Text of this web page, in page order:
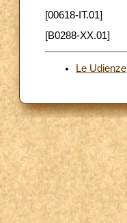
[00618-IT.01]
[B0288-XX.01]
Le Udienze